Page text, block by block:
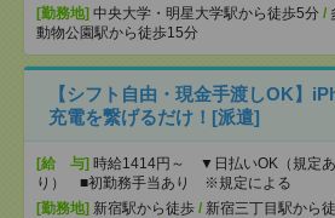
[勤務地] 中央大学・明星大学駅から徒歩5分 /
動物公園駅から徒歩15分
【シフト自由・現金手渡しOK】
充電を繋げるだけ！[派遣]
[給 与] 時給1414円～ ▼日払いOK（規定あ
り） ■初勤務手当あり ※規定による
[勤務地] 新宿駅から徒歩 / 新宿三丁目駅から